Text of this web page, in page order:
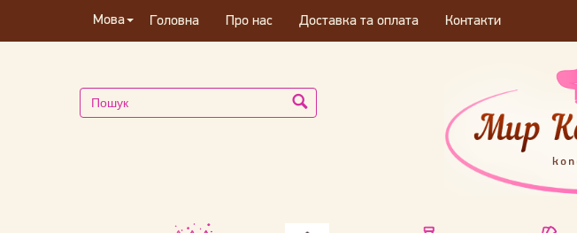
Мова Головна Про нас Доставка та оплата Контакти